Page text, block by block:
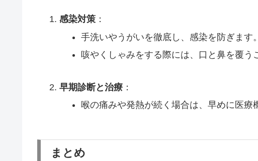
感染対策：
手洗いやうがいを徹底し、感染を防ぎます。
咳やくしゃみをする際には、口と鼻を覆う
早期診断と治療：
喉の痛みや発熱が続く場合は、早めに医療
まとめ